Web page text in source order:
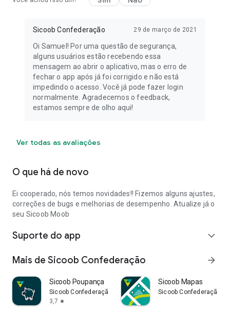
Sicoob Confederação 29 de março de 2021
Oi Samuel! Por uma questão de segurança,
alguns usuários estão recebendo essa
mensagem ao abrir o aplicativo, mas o erro de
fechar o app após já foi corrigido e não está
impedindo o acesso. Você já pode fazer login
normalmente. Agradecemos o feedback,
estamos sempre de olho aqui!
Ver todas as avaliações
O que há de novo
Ei cooperado, nós temos novidades!! Fizemos alguns ajustes,
correções de bugs e melhorias de desempenho. Atualize já o
seu Sicoob Moob
Suporte do app expand_more
Mais de Sicoob Confederação arrow_forward
Sicoob Poupança
Sicoob Confederação
3,7 star
Sicoob Mapas
Sicoob Confederação